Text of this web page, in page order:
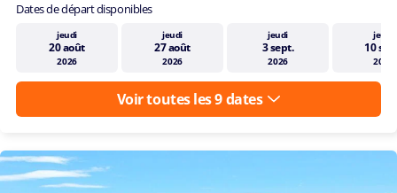
Dates de départ disponibles
jeudi
20 août
2026
jeudi
27 août
2026
jeudi
3 sept.
2026
jeudi
10
2026
Voir toutes les 9 dates